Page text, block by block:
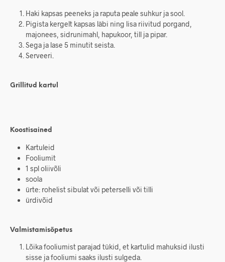
Haki kapsas peeneks ja raputa peale suhkur ja sool.
Pigista kergelt kapsas läbi ning lisa riivitud porgand,
majonees, sidrunimahl, hapukoor, till ja pipar.
Sega ja lase 5 minutit seista.
Serveeri.
Grillitud kartul
Koostisained
Kartuleid
Fooliumit
1 spl oliivõli
soola
ürte: rohelist sibulat või peterselli või tilli
ürdivõid
Valmistamisõpetus
Lõika fooliumist parajad tükid, et kartulid mahuksid ilusti
sisse ja fooliumi saaks ilusti sulgeda.